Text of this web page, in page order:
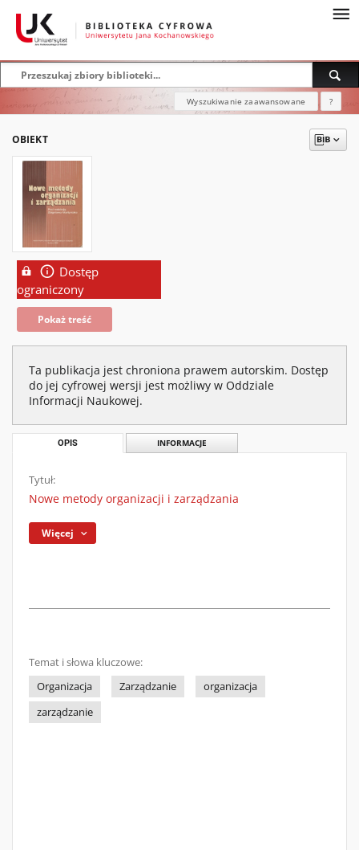
Wyszukiwanie zaawansowane ?
OBIEKT
Dostęp
ograniczony
Pokaż treść
Ta publikacja jest chroniona prawem autorskim. Dostęp
do jej cyfrowej wersji jest możliwy w Oddziale
Informacji Naukowej.
OPIS INFORMACJE
Tytuł:
Nowe metody organizacji i zarządzania
Więcej
Temat i słowa kluczowe:
Organizacja
Zarządzanie
organizacja
zarządzanie